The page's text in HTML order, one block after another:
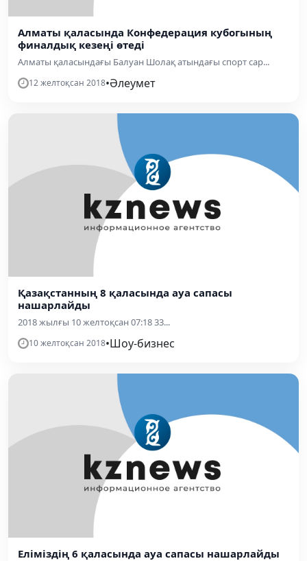
Алматы қаласында Конфедерация кубогының
финалдық кезеңі өтеді
Алматы қаласындағы Балуан Шолақ атындағы спорт сар...
12 желтоқсан 2018•Әлеумет
Қазақстанның 8 қаласында ауа сапасы
нашарлайды
2018 жылғы 10 желтоқсан 07:18 33...
10 желтоқсан 2018•Шоу-бизнес
Еліміздің 6 қаласында ауа сапасы нашарлайды